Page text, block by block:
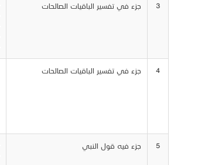
3 جزء في تفسير الباقيات الصالحات
4 جزء في تفسير الباقيات الصالحات
5 جزء فيه قول النبي